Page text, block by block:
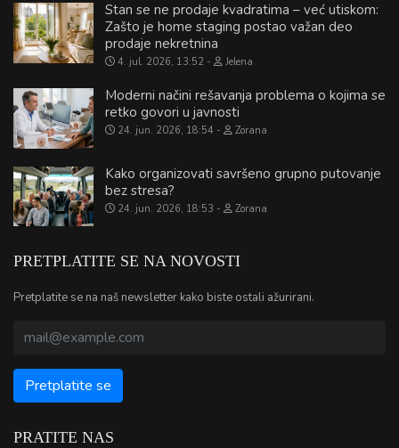
Stan se ne prodaje kvadratima – već utiskom:
Zašto je home staging postao važan deo
prodaje nekretnina
4. jul. 2026, 13:52 Jelena
Moderni načini rešavanja problema o kojima se
retko govori u javnosti
24. jun. 2026, 18:54 Zorana
Kako organizovati savršeno grupno putovanje
bez stresa?
24. jun. 2026, 18:53 Zorana
PRETPLATITE SE NA NOVOSTI
Pretplatite se na naš newsletter kako biste ostali ažurirani.
PRATITE NAS